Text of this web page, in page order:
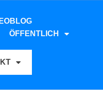
ÖFFENTLICH